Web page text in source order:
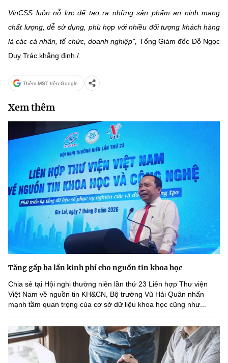
VinCSS luôn nỗ lực để tạo ra những sản phẩm an ninh mạng
chất lượng, dễ sử dụng, phù hợp với nhiều đối tượng khách hàng
là các cá nhân, tổ chức, doanh nghiệp", Tổng Giám đốc Đỗ Ngọc
Duy Trác khẳng định./.
Thêm MST trên Google
Xem thêm
Tăng gấp ba lần kinh phí cho nguồn tin khoa học
Chia sẻ tại Hội nghị thường niên lần thứ 23 Liên hợp Thư viện
Việt Nam về nguồn tin KH&CN, Bộ trưởng Vũ Hải Quân nhấn
mạnh tầm quan trọng của cơ sở dữ liệu khoa học cũng như...